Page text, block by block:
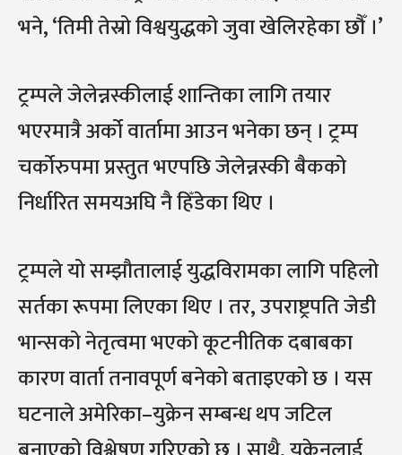
भने, ‘तिमी तेस्रो विश्वयुद्धको जुवा खेलिरहेका छौँ ।’
ट्रम्पले जेलेन्नस्कीलाई शान्तिका लागि तयार
भएरमात्रै अर्को वार्तामा आउन भनेका छन् । ट्रम्प
चर्कोरुपमा प्रस्तुत भएपछि जेलेन्नस्की बैकको
निर्धारित समयअघि नै हिँडेका थिए ।
ट्रम्पले यो सम्झौतालाई युद्धविरामका लागि पहिलो
सर्तका रूपमा लिएका थिए । तर, उपराष्ट्रपति जेडी
भान्सको नेतृत्वमा भएको कूटनीतिक दबाबका
कारण वार्ता तनावपूर्ण बनेको बताइएको छ । यस
घटनाले अमेरिका–युक्रेन सम्बन्ध थप जटिल